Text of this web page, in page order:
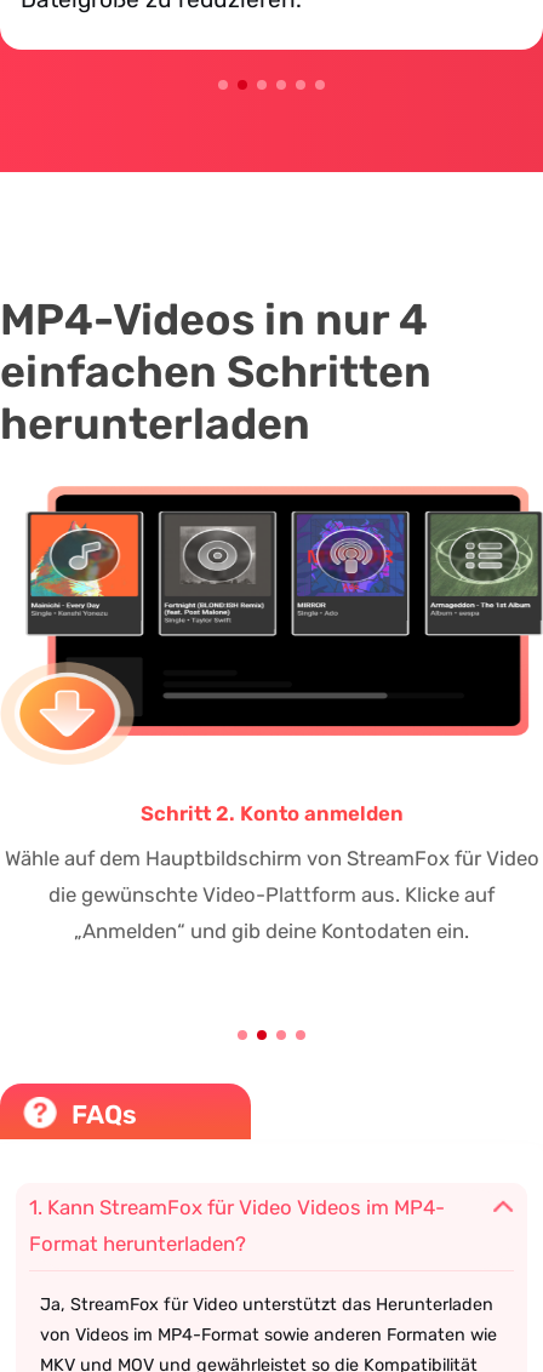
MP4-Videos in nur 4
einfachen Schritten
herunterladen
Schritt 3. Videos suchen und Parameter festlegen
Nutze die Suchfunktion, um deine gewünschten Videos
zu finden. Passe deine Download-Einstellungen an, indem
du Parameter wie Videoqualität, Format und Untertitel
FAQs
1. Kann StreamFox für Video Videos im MP4-
Format herunterladen?
Ja, StreamFox für Video unterstützt das Herunterladen
von Videos im MP4-Format sowie anderen Formaten wie
MKV und MOV und gewährleistet so die Kompatibilität